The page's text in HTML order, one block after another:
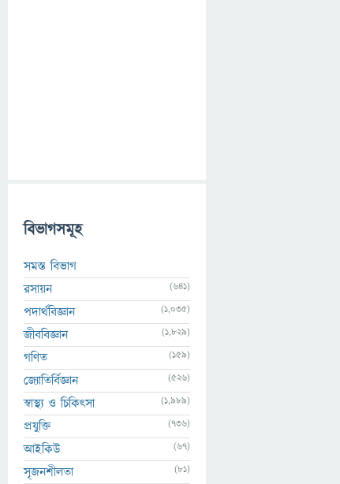
বিভাগসমূহ
সমস্ত বিভাগ
রসায়ন
(641)
পদার্থবিজ্ঞান (1,035)
জীববিজ্ঞান (1,829)
গণিত (159)
জ্যোতির্বিজ্ঞান (526)
স্বাস্থ্য ও চিকিৎসা (1,989)
প্রযুক্তি (736)
আইকিউ (67)
সৃজনশীলতা (81)